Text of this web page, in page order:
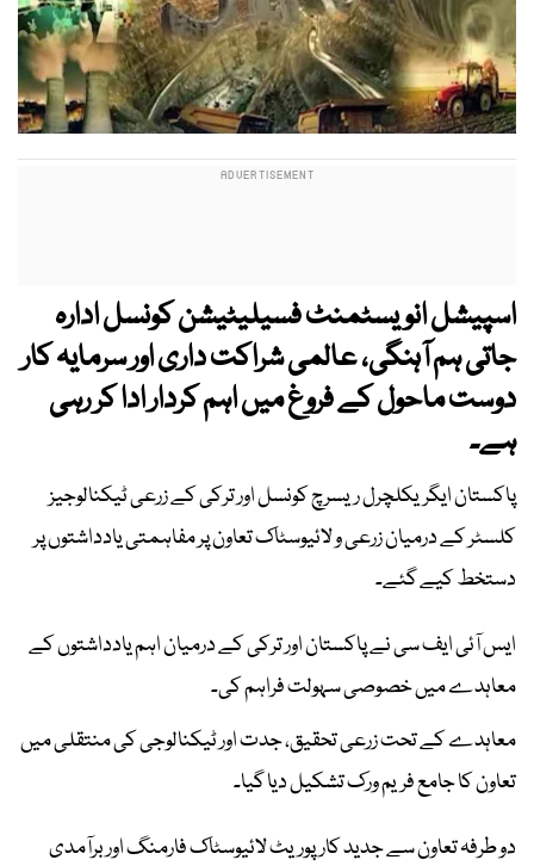
اسپیشل انویسٹمنٹ فسیلیٹیشن کونسل ادارہ
جاتی ہم آہنگی، عالمی شراکت داری اور سرمایہ کار
دوست ماحول کے فروغ میں اہم کردار ادا کر رہی
ہے۔
پاکستان ایگریکلچرل ریسرچ کونسل اور ترکی کے زرعی ٹیکنالوجیز
کلسٹر کے درمیان زرعی و لائیوسٹاک تعاون پر مفاہمتی یادداشتوں پر
دستخط کیے گئے۔
ایس آئی ایف سی نے پاکستان اور ترکی کے درمیان اہم یادداشتوں کے
معاہدے میں خصوصی سہولت فراہم کی۔
معاہدے کے تحت زرعی تحقیق، جدت اور ٹیکنالوجی کی منتقلی میں
تعاون کا جامع فریم ورک تشکیل دیا گیا۔
دو طرفہ تعاون سے جدید کارپوریٹ لائیوسٹاک فارمنگ اور برآمدی